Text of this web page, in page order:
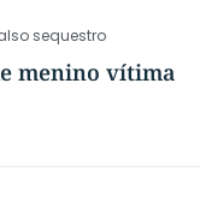
sequestro
menino vítima